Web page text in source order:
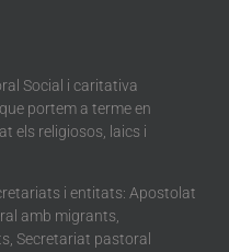
Social i caritativa
portem a terme en
els religiosos, laics i
i entitats: Apostolat
amb migrants,
Secretariat pastoral